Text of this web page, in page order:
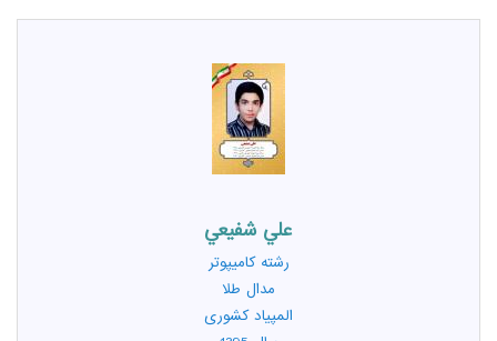
علي شفيعي
رشته کامیپوتر
مدال طلا
المپیاد کشوری